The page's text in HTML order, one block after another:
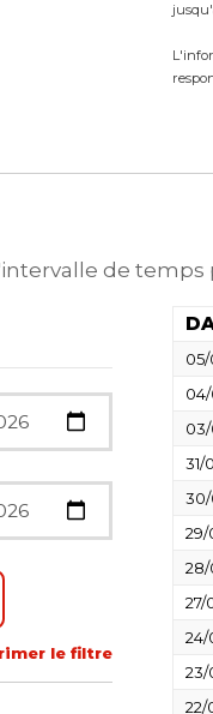
de
le filtre
31/
30/
29/
28/
27/
24/
23/
22/